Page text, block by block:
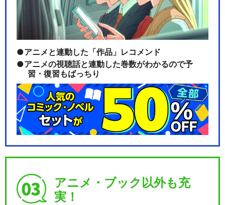
アニメと連動した「作品」レコメンド
アニメの視聴話と連動した巻数がわかるので予
習・復習もばっちり
アニメ・ブック以外も充
実！